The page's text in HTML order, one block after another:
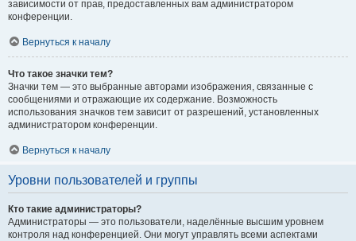
зависимости от прав, предоставленных вам администратором
конференции.
Вернуться к началу
Что такое значки тем?
Значки тем — это выбранные авторами изображения, связанные с
сообщениями и отражающие их содержание. Возможность
использования значков тем зависит от разрешений, установленных
администратором конференции.
Вернуться к началу
Уровни пользователей и группы
Кто такие администраторы?
Администраторы — это пользователи, наделённые высшим уровнем
контроля над конференцией. Они могут управлять всеми аспектами